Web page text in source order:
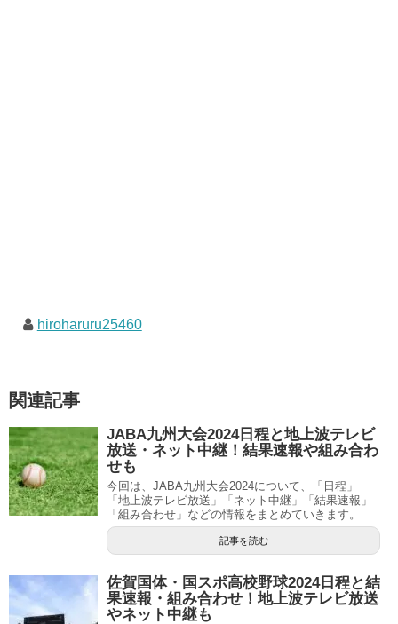
hiroharuru25460
関連記事
JABA九州大会2024日程と地上波テレビ
放送・ネット中継！結果速報や組み合わ
せも
今回は、JABA九州大会2024について、「日程」
「地上波テレビ放送」「ネット中継」「結果速報」
「組み合わせ」などの情報をまとめていきます。
記事を読む
佐賀国体・国スポ高校野球2024日程と結
果速報・組み合わせ！地上波テレビ放送
やネット中継も